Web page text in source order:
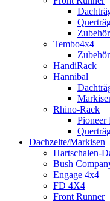
Zubehör
Tembo4x4
Zubehör
HandiRack
Hannibal
Rhino-Rack
Pioneer
Dachzelte/Markisen
Hartschalen-
Bush
Engage 4x4
FD 4X4
Front Runner